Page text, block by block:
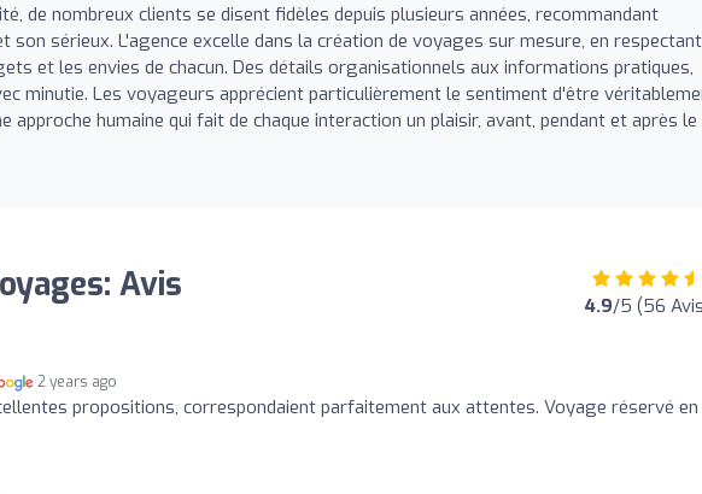
de nombreux clients se disent fidèles depuis plusieurs années, recommandant
son sérieux. L'agence excelle dans la création de voyages sur mesure, en respectant
et les envies de chacun. Des détails organisationnels aux informations pratiques,
minutie. Les voyageurs apprécient particulièrement le sentiment d'être
approche humaine qui fait de chaque interaction un plaisir, avant, pendant et après le
Avis 4.9/5 (56
2 years ago
propositions, correspondaient parfaitement aux attentes. Voyage réservé